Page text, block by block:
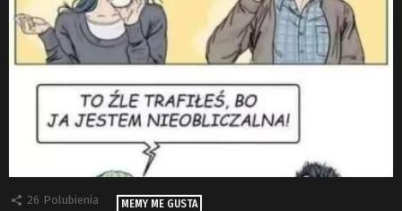
26 Polubienia MEMY ME GUSTA